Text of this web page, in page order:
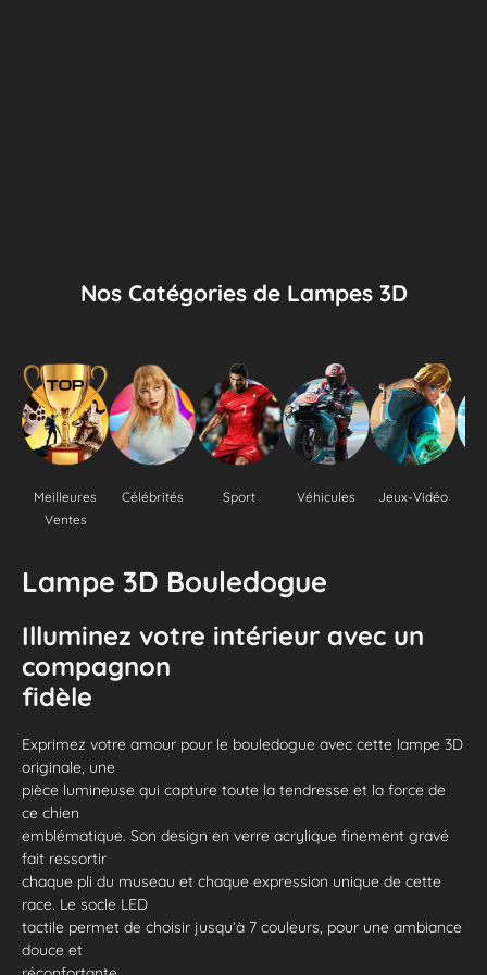
Nos Catégories de Lampes 3D
Meilleures
Ventes
Célébrités Sport Véhicules Jeux-Vidéo
Lampe 3D Bouledogue
Illuminez votre intérieur avec un
compagnon
fidèle
Exprimez votre amour pour le bouledogue avec cette lampe 3D
originale, une
pièce lumineuse qui capture toute la tendresse et la force de
ce chien
emblématique. Son design en verre acrylique finement gravé
fait ressortir
chaque pli du museau et chaque expression unique de cette
race. Le socle LED
tactile permet de choisir jusqu’à 7 couleurs, pour une ambiance
douce et